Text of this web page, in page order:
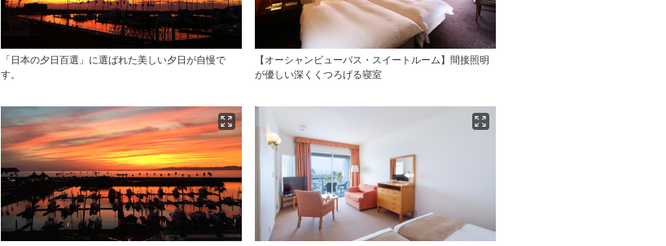
「日本の夕日百選」に選ばれた美しい夕日が自慢で
す。
【オーシャンビューバス・スイートルーム】間接照明
が優しい深くくつろげる寝室